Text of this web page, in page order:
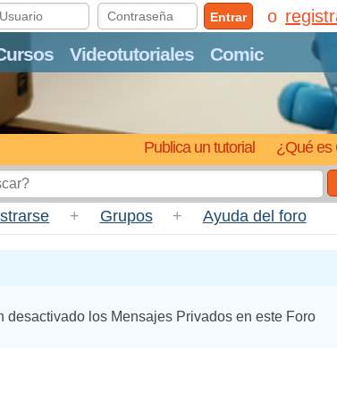
Videotutoriales Comic
Publica un tutorial ¿Qué es
Entrar
+ Grupos + Ayuda del foro
desactivado los Mensajes Privados en este Foro